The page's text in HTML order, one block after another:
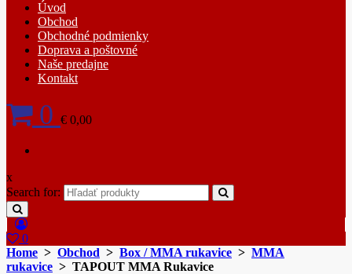
Úvod
Obchod
Obchodné podmienky
Doprava a poštovné
Naše predajne
Kontakt
0 € 0,00
x
Search for:
0
Home > Obchod > Box / MMA rukavice > MMA
rukavice > TAPOUT MMA Rukavice